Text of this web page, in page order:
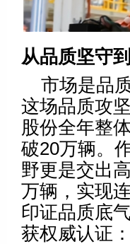
从品质坚守
市场是品
这场品质攻
股份全年整
破20万辆。
野更是交出
万辆，实现
印证品质底
获权威认证